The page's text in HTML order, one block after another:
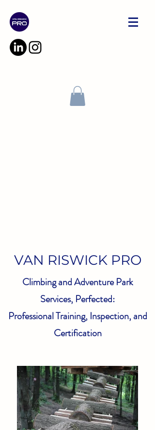
VAN RISWICK PRO
Climbing and Adventure Park
Services, Perfected:
Professional Training, Inspection, and
Certification